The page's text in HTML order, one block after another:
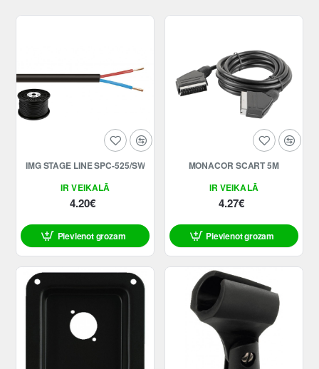
IR VEIKALĀ
IMG STAGE LINE SPC-525/SW
4.20€
Pievienot grozam
IR VEIKALĀ
MONACOR SCART 5M
4.27€
Pievienot grozam